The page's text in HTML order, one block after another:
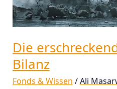
Die
Bilanz
Fonds & Wissen /Ali